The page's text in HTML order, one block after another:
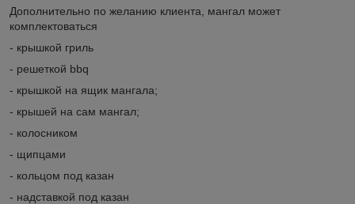
Дополнительно по желанию клиента, мангал может
комплектоваться
- крышкой гриль
- решеткой bbq
- крышкой на ящик мангала;
- крышей на сам мангал;
- колосником
- щипцами
- кольцом под казан
- надставкой под казан